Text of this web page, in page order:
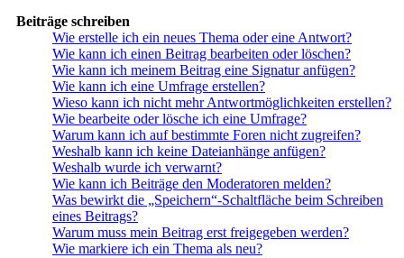
Beiträge schreiben
Wie erstelle ich ein neues Thema oder eine Antwort?
Wie kann ich einen Beitrag bearbeiten oder löschen?
Wie kann ich meinem Beitrag eine Signatur anfügen?
Wie kann ich eine Umfrage erstellen?
Wieso kann ich nicht mehr Antwortmöglichkeiten erstellen?
Wie bearbeite oder lösche ich eine Umfrage?
Warum kann ich auf bestimmte Foren nicht zugreifen?
Weshalb kann ich keine Dateianhänge anfügen?
Weshalb wurde ich verwarnt?
Wie kann ich Beiträge den Moderatoren melden?
Was bewirkt die „Speichern“-Schaltfläche beim Schreiben
eines Beitrags?
Warum muss mein Beitrag erst freigegeben werden?
Wie markiere ich ein Thema als neu?